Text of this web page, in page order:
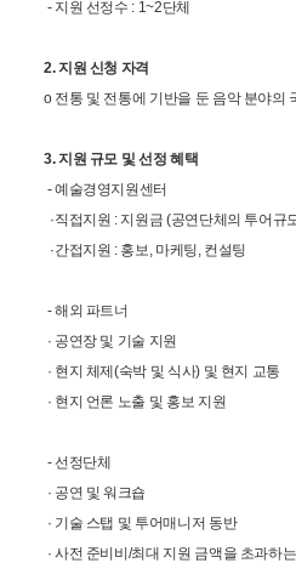
- 지원 선정수 : 1~2단체
2. 지원 신청 자격
o 전통 및 전통에 기반을 둔 음악 분야의
3. 지원 규모 및 선정 혜택
- 예술경영지원센터
·직접지원 : 지원금 (공연단체의 투어
·간접지원 : 홍보, 마케팅, 컨설팅
- 해외 파트너
· 공연장 및 기술 지원
· 현지 체제(숙박 및 식사) 및 현지 교통
· 현지 언론 노출 및 홍보 지원
- 선정단체
· 공연 및 워크숍
· 기술 스탭 및 투어매니저 동반
· 사전 준비비/최대 지원 금액을 초과하